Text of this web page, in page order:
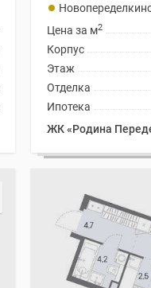
Цена за м2
Корпус
Этаж
Отделка
Ипотека
ЖК «Родина